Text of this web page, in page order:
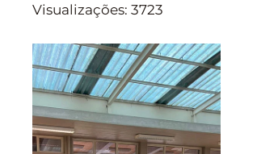
Visualizações: 3723